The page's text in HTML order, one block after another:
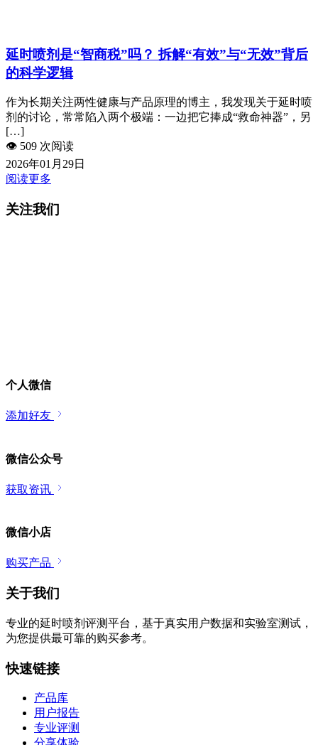
延时喷剂是“智商税”吗？ 拆解“有效”与“无效”背后
的科学逻辑
作为长期关注两性健康与产品原理的博主，我发现关于延时喷
剂的讨论，常常陷入两个极端：一边把它捧成“救命神器”，另
[…]
👁️ 509 次阅读
2026年01月29日
阅读更多
关注我们
个人微信
添加好友
微信公众号
获取资讯
微信小店
购买产品
关于我们
专业的延时喷剂评测平台，基于真实用户数据和实验室测试，
为您提供最可靠的购买参考。
快速链接
产品库
用户报告
专业评测